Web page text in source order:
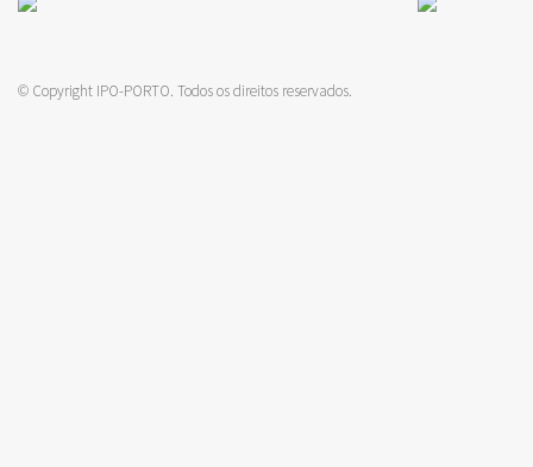
© Copyright IPO-PORTO. Todos os direitos reservados.